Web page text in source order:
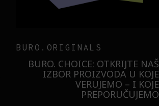
INSAJDER
BILI SMO U NOVOJ MONA
RADNJI U GALERIJI – I
STILIZOVALI NAJPOŽELJNIJU
JAKNU NA 3 NAČINA